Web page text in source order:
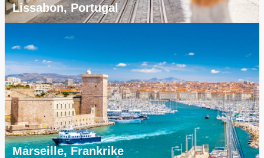
Lissabon, Portugal
Marseille, Frankrike